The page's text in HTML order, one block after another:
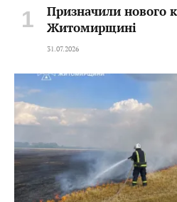
Призначили нового
Житомирщині
31.07.2026